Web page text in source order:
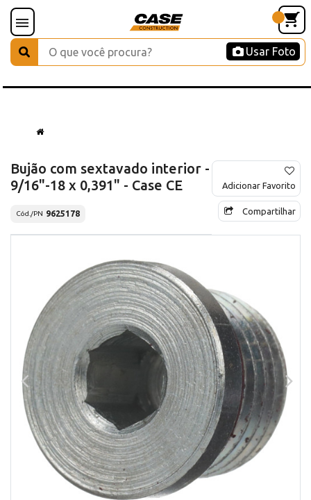
Usar Foto
Bujão com sextavado interior -
9/16"-18 x 0,391" - Case CE
Cód./PN 9625178
Adicionar Favorito
Compartilhar